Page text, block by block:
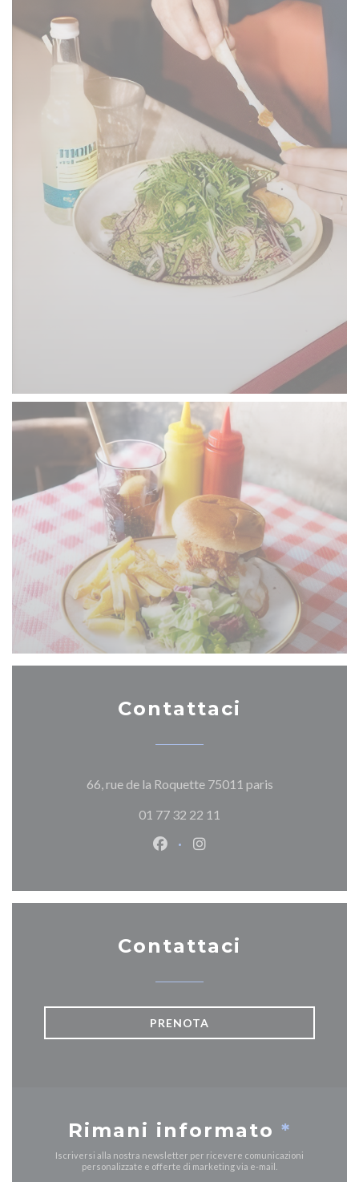
Contattaci
66, rue de la Roquette 75011 paris((apre una
01 77 32 22 11
Facebook ((apre una nuova
Instagram ((apre una
Contattaci
PRENOTA
Rimani informato *
Iscriversi alla nostra newsletter per ricevere comunicazioni
personalizzate e offerte di marketing via e-mail.